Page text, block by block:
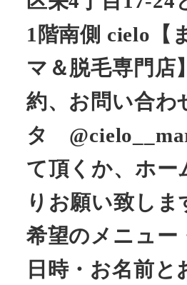
1階南側 cielo【
マ＆脱毛専門店
約、お問い合わ
タ
て頂くか、ホー
りお願い致しま
希望のメニュー
日時・お名前と